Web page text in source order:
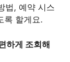
법, 예약 시스
록 할게요.
하게 조회해